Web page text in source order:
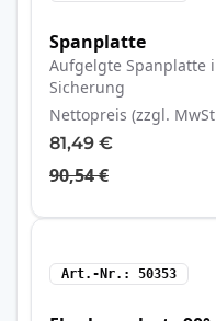
Spanplatte
Aufgelgte Spanplatte
Sicherung
Nettopreis (zzgl.
81,49 €
90,54 €
Art.-Nr. 50353